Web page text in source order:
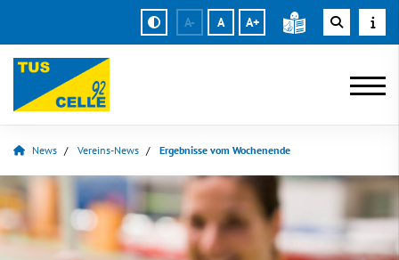
A- A A+
News Vereins-News Ergebnisse vom Wochenende